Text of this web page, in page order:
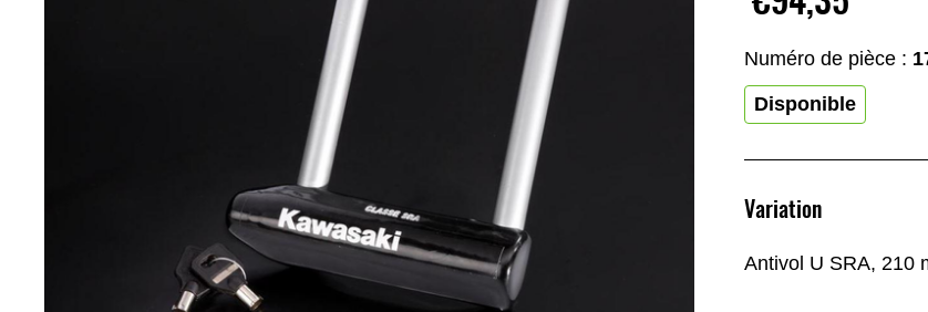
Numéro de pièce :
Disponible
Variation
Antivol U SRA, 210